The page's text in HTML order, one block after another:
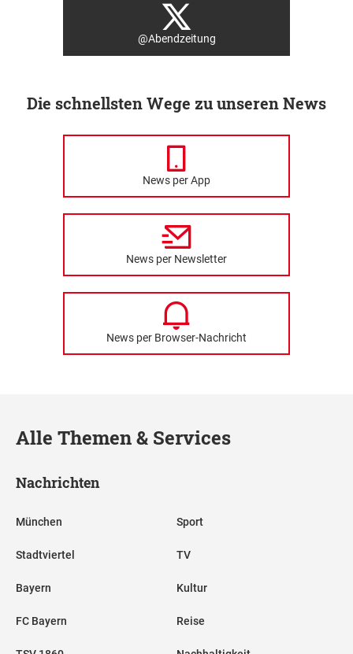
@Abendzeitung
Die schnellsten Wege zu unseren News
News per App
News per Newsletter
News per Browser-Nachricht
Alle Themen & Services
Nachrichten
München
Stadtviertel
Bayern
FC Bayern
Sport
TV
Kultur
Reise